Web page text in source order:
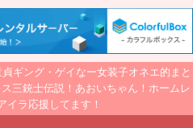
ギング・ゲイなー女装子オネエ的まと
三銃士伝説！あおいちゃん！ホームレ
イラ応援してます！